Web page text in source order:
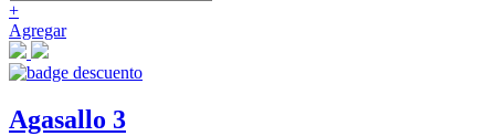
+
Agregar
Agasallo 3